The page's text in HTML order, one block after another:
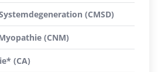
(CMSD)
(CNM)
(CA)